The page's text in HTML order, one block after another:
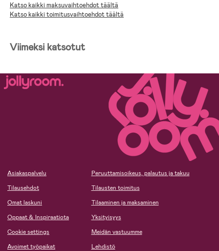
Katso kaikki maksuvaihtoehdot täältä
Katso kaikki toimitusvaihtoehdot täältä
Viimeksi katsotut
Asiakaspalvelu
Tilausehdot
Omat laskuni
Oppaat & Inspiraatiota
Cookie settings
Avoimet työpaikat
Peruuttamisoikeus, palautus ja takuu
Tilausten toimitus
Tilaaminen ja maksaminen
Yksityisyys
Meidän vastuumme
Lehdistö